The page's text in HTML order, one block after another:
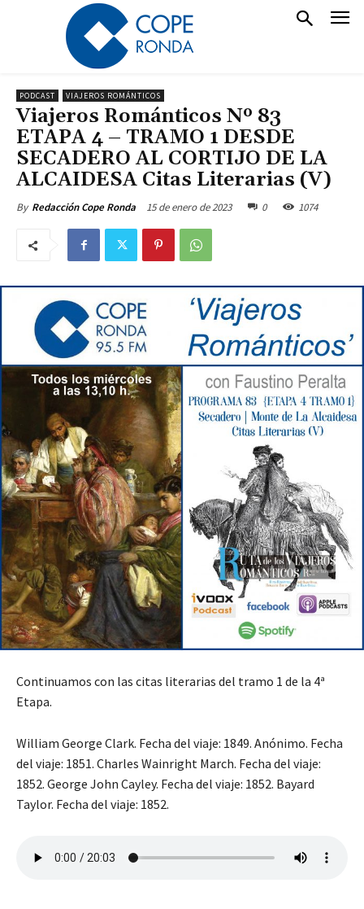
PODCAST VIAJEROS ROMÁNTICOS
Viajeros Románticos Nº 83
ETAPA 4 – TRAMO 1 DESDE
SECADERO AL CORTIJO DE LA
ALCAIDESA Citas Literarias (V)
By Redacción Cope Ronda 15 de enero de 2023 0 1074
Continuamos con las citas literarias del tramo 1 de la 4ª
Etapa.
William George Clark. Fecha del viaje: 1849. Anónimo. Fecha
del viaje: 1851. Charles Wainright March. Fecha del viaje:
1852. George John Cayley. Fecha del viaje: 1852. Bayard
Taylor. Fecha del viaje: 1852.